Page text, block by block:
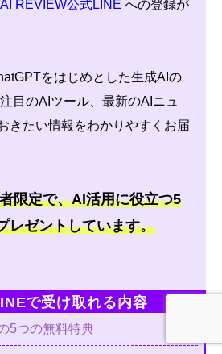
AI REVIEW公式LINE への登録が
をはじめとした生成AIの
目のAIツール、最新のAIニュ
きたい情報をわかりやすくお届
限定で、AI活用に役立つ5
レゼントしています。
で受け取れる内容
5つの無料特典
公式LINE登録